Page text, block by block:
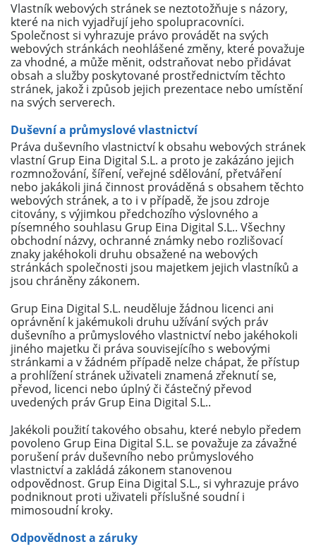
Vlastník webových stránek se neztotožňuje s názory,
které na nich vyjadřují jeho spolupracovníci.
Společnost si vyhrazuje právo provádět na svých
webových stránkách neohlášené změny, které považuje
za vhodné, a může měnit, odstraňovat nebo přidávat
obsah a služby poskytované prostřednictvím těchto
stránek, jakož i způsob jejich prezentace nebo umístění
na svých serverech.
Duševní a průmyslové vlastnictví
Práva duševního vlastnictví k obsahu webových stránek
vlastní Grup Eina Digital S.L. a proto je zakázáno jejich
rozmnožování, šíření, veřejné sdělování, přetváření
nebo jakákoli jiná činnost prováděná s obsahem těchto
webových stránek, a to i v případě, že jsou zdroje
citovány, s výjimkou předchozího výslovného a
písemného souhlasu Grup Eina Digital S.L.. Všechny
obchodní názvy, ochranné známky nebo rozlišovací
znaky jakéhokoli druhu obsažené na webových
stránkách společnosti jsou majetkem jejich vlastníků a
jsou chráněny zákonem.
Grup Eina Digital S.L. neuděluje žádnou licenci ani
oprávnění k jakémukoli druhu užívání svých práv
duševního a průmyslového vlastnictví nebo jakéhokoli
jiného majetku či práva souvisejícího s webovými
stránkami a v žádném případě nelze chápat, že přístup
a prohlížení stránek uživateli znamená zřeknutí se,
převod, licenci nebo úplný či částečný převod
uvedených práv Grup Eina Digital S.L..
Jakékoli použití takového obsahu, které nebylo předem
povoleno Grup Eina Digital S.L. se považuje za závažné
porušení práv duševního nebo průmyslového
vlastnictví a zakládá zákonem stanovenou
odpovědnost. Grup Eina Digital S.L., si vyhrazuje právo
podniknout proti uživateli příslušné soudní i
mimosoudní kroky.
Odpovědnost a záruky